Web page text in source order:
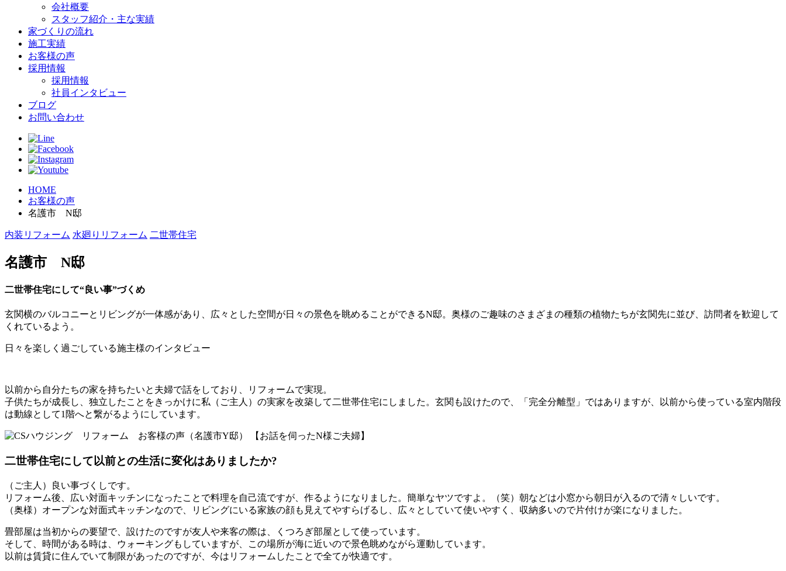
会社概要
スタッフ紹介・主な実績
家づくりの流れ
施工実績
お客様の声
採用情報
採用情報
社員インタビュー
ブログ
お問い合わせ
HOME
お客様の声
名護市 N邸
内装リフォーム 水廻りリフォーム 二世帯住宅
名護市 N邸
二世帯住宅にして“良い事”づくめ
玄関横のバルコニーとリビングが一体感があり、広々とした空間が日々の景色を眺めることができるN邸。奥様のご趣味のさまざまの種類の植物たちが玄関先に並び、訪問者を歓迎して
くれているよう。
日々を楽しく過ごしている施主様のインタビュー
以前から自分たちの家を持ちたいと夫婦で話をしており、リフォームで実現。
子供たちが成長し、独立したことをきっかけに私（ご主人）の実家を改築して二世帯住宅にしました。玄関も設けたので、「完全分離型」ではありますが、以前から使っている室内階段
は動線として1階へと繋がるようにしています。
【お話を伺ったN様ご夫婦】
二世帯住宅にして以前との生活に変化はありましたか?
（ご主人）良い事づくしです。
リフォーム後、広い対面キッチンになったことで料理を自己流ですが、作るようになりました。簡単なヤツですよ。（笑）朝などは小窓から朝日が入るので清々しいです。
（奥様）オープンな対面式キッチンなので、リビングにいる家族の顔も見えてやすらげるし、広々としていて使いやすく、収納多いので片付けが楽になりました。
畳部屋は当初からの要望で、設けたのですが友人や来客の際は、くつろぎ部屋として使っています。
そして、時間がある時は、ウォーキングもしていますが、この場所が海に近いので景色眺めながら運動しています。
以前は賃貸に住んでいて制限があったのですが、今はリフォームしたことで全てが快適です。